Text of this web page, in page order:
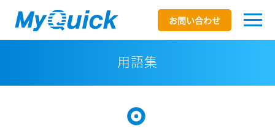
お問い合わせ
用語集